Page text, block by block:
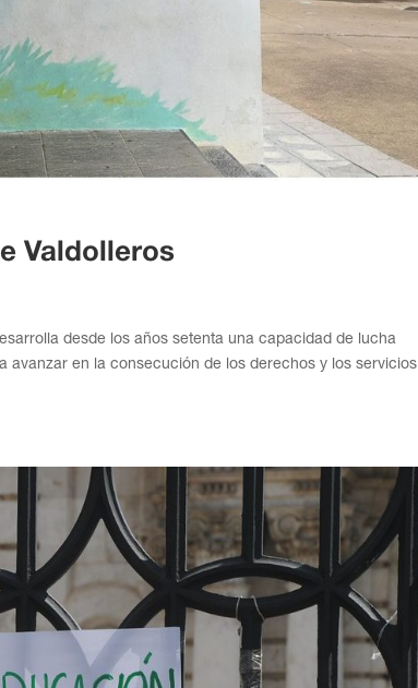
Valdolleros
desde los años setenta una capacidad de lucha
en la consecución de los derechos y los servicios